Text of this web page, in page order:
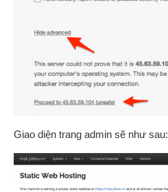
Giao diện trang admin sẽ như sau: